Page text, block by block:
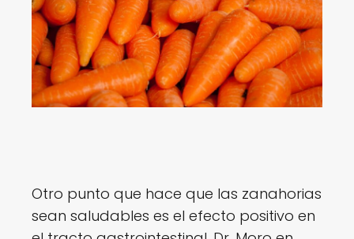
Otro punto que hace que las zanahorias
sean saludables es el efecto positivo en